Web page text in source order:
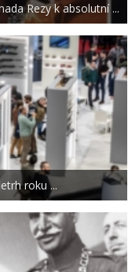
Rezy k absolutní ...
roku ...